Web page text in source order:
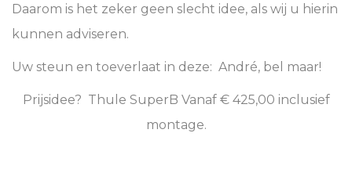
Daarom is het zeker geen slecht idee, als wij u hierin
kunnen adviseren.
Uw steun en toeverlaat in deze: André, bel maar!
Prijsidee? Thule SuperB Vanaf € 425,00 inclusief
montage.